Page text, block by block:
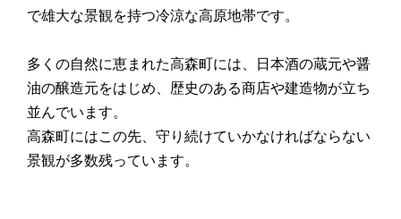
で雄大な景観を持つ冷涼な高原地帯です。
多くの自然に恵まれた高森町には、日本酒の蔵元や醤
油の醸造元をはじめ、歴史のある商店や建造物が立ち
並んでいます。
高森町にはこの先、守り続けていかなければならない
景観が多数残っています。